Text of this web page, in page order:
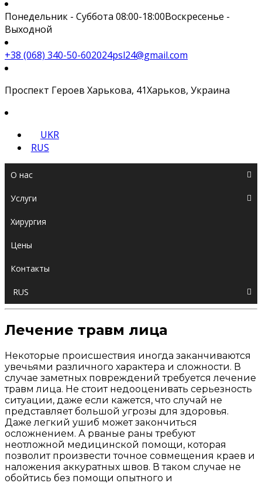
Понедельник - Суббота 08:00-18:00Воскресенье -
Выходной
+38 (068) 340-50-602024psl24@gmail.com
Проспект Героев Харькова, 41Харьков, Украина
UKR
RUS
О нас
Услуги
Хирургия
Цены
Контакты
RUS
Лечение травм лица
Некоторые происшествия иногда заканчиваются
увечьями различного характера и сложности. В
случае заметных повреждений требуется лечение
травм лица. Не стоит недооценивать серьезность
ситуации, даже если кажется, что случай не
представляет большой угрозы для здоровья.
Даже легкий ушиб может закончиться
осложнением. А рваные раны требуют
неотложной медицинской помощи, которая
позволит произвести точное совмещения краев и
наложения аккуратных швов. В таком случае не
обойтись без помощи опытного и